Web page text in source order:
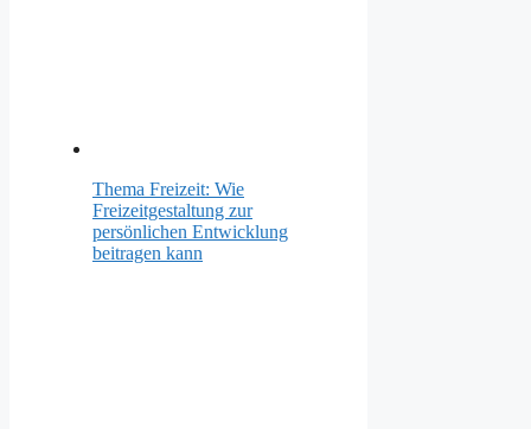
Thema Freizeit: Wie
Freizeitgestaltung zur
persönlichen Entwicklung
beitragen kann